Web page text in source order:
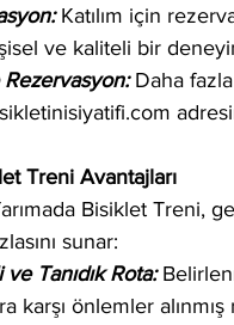
Katılım için
ve kaliteli bir
Daha
Treni Avantajları
Bisiklet Treni,
sunar:
Tanıdık Rota:
karşı önlemler